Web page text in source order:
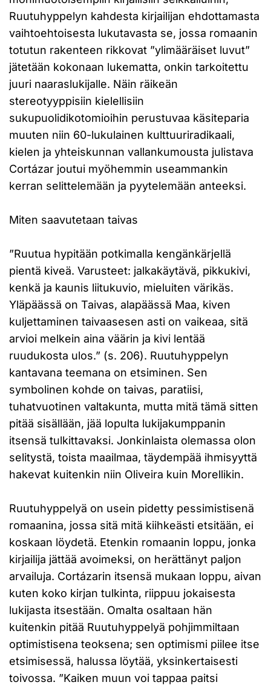
Ruutuhyppelyn kahdesta kirjailijan ehdottamasta
vaihtoehtoisesta lukutavasta se, jossa romaanin
totutun rakenteen rikkovat ”ylimääräiset luvut”
jätetään kokonaan lukematta, onkin tarkoitettu
juuri naaraslukijalle. Näin räikeän
stereotyyppisiin kielellisiin
sukupuolidikotomioihin perustuvaa käsiteparia
muuten niin 60-lukulainen kulttuuriradikaali,
kielen ja yhteiskunnan vallankumousta julistava
Cortázar joutui myöhemmin useammankin
kerran selittelemään ja pyytelemään anteeksi.
Miten saavutetaan taivas
”Ruutua hypitään potkimalla kengänkärjellä
pientä kiveä. Varusteet: jalkakäytävä, pikkukivi,
kenkä ja kaunis liitukuvio, mieluiten värikäs.
Yläpäässä on Taivas, alapäässä Maa, kiven
kuljettaminen taivaasesen asti on vaikeaa, sitä
arvioi melkein aina väärin ja kivi lentää
ruudukosta ulos.” (s. 206). Ruutuhyppelyn
kantavana teemana on etsiminen. Sen
symbolinen kohde on taivas, paratiisi,
tuhatvuotinen valtakunta, mutta mitä tämä sitten
pitää sisällään, jää lopulta lukijakumppanin
itsensä tulkittavaksi. Jonkinlaista olemassa olon
selitystä, toista maailmaa, täydempää ihmisyyttä
hakevat kuitenkin niin Oliveira kuin Morellikin.
Ruutuhyppelyä on usein pidetty pessimistisenä
romaanina, jossa sitä mitä kiihkeästi etsitään, ei
koskaan löydetä. Etenkin romaanin loppu, jonka
kirjailija jättää avoimeksi, on herättänyt paljon
arvailuja. Cortázarin itsensä mukaan loppu, aivan
kuten koko kirjan tulkinta, riippuu jokaisesta
lukijasta itsestään. Omalta osaltaan hän
kuitenkin pitää Ruutuhyppelyä pohjimmiltaan
optimistisena teoksena; sen optimismi piilee itse
etsimisessä, halussa löytää, yksinkertaisesti
toivossa. ”Kaiken muun voi tappaa paitsi